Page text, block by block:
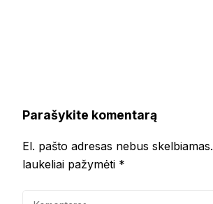
Parašykite komentarą
El. pašto adresas nebus skelbiamas.
laukeliai pažymėti *